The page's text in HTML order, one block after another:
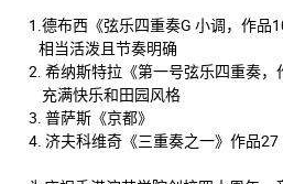
1.德布西《弦乐四重奏G 小调，作品
相当活泼且节奏明确
2. 希纳斯特拉《第一号弦乐四重奏，
充满快乐和田园风格
3. 普萨斯《京都》
4. 济夫科维奇《三重奏之一》作品27